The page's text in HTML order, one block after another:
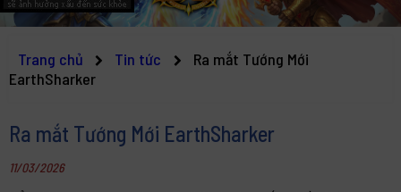
Trang chủ Tin tức
Ra mắt Tướng Mới
EarthSharker
Ra mắt Tướng Mới EarthSharker
11/03/2026